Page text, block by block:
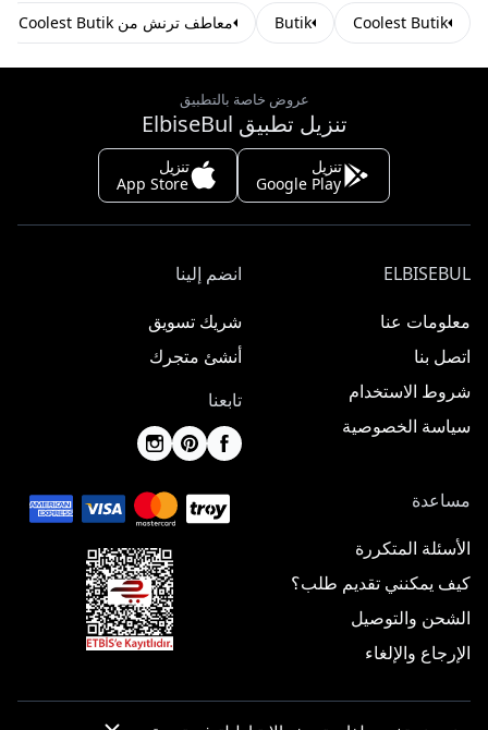
Coolest Butik
Butik معاطف ترنش من Coolest Butik
عروض خاصة بالتطبيق
تنزيل تطبيق ElbiseBul
تنزيل
Google Play
تنزيل
App Store
ELBISEBUL
معلومات عنا
اتصل بنا
شروط الاستخدام
سياسة الخصوصية
انضم إلينا
شريك تسويق
أنشئ متجرك
تابعنا
مساعدة
الأسئلة المتكررة
كيف يمكنني تقديم طلب؟
الشحن والتوصيل
الإرجاع والإلغاء